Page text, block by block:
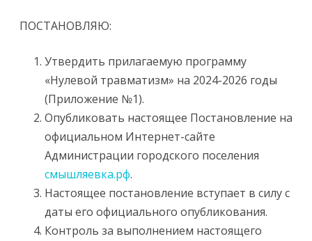
ПОСТАНОВЛЯЮ:
Утвердить прилагаемую программу
«Нулевой травматизм» на 2024-2026 годы
(Приложение №1).
Опубликовать настоящее Постановление на
официальном Интернет-сайте
Администрации городского поселения
смышляевка.рф.
Настоящее постановление вступает в силу с
даты его официального опубликования.
Контроль за выполнением настоящего